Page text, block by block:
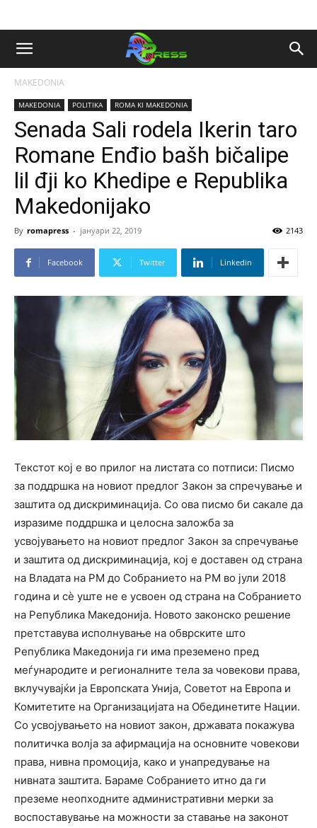
MAKEDONIA
MAKEDONIA POLITIKA ROMA KI MAKEDONIA
Senada Sali rodela Ikerin taro
Romane Enđio bašh bičalipe
lil đji ko Khedipe e Republika
Makedonijako
By romapress - јануари 22, 2019 2143
Facebook Twitter Linkedin
Текстот кој е во прилог на листата со потписи: Писмо
за поддршка на новиот предлог Закон за спречување и
заштита од дискриминација. Со ова писмо би сакале да
изразиме поддршка и целосна заложба за
усвојувањето на новиот предлог Закон за спречување
и заштита од дискриминација, кој е доставен од страна
на Владата на РМ до Собранието на РМ во јули 2018
година и сè уште не е усвоен од страна на Собранието
на Република Македонија. Новото законско решение
претставува исполнување на обврските што
Република Македонија ги има преземено пред
меѓународите и регионалните тела за човекови права,
вклучувајќи ја Европската Унија, Советот на Европа и
Комитетите на Организацијата на Обединетите Нации.
Со усвојувањето на новиот закон, државата покажува
политичка волја за афирмација на основните човекови
права, нивна промоција, како и унапредување на
нивната заштита. Бараме Собранието итно да ги
преземе неопходните административни мерки за
воспоставување на можности за ставање на законот